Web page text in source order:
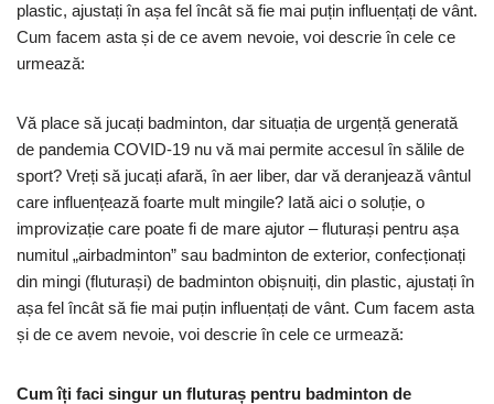
plastic, ajustați în așa fel încât să fie mai puțin influențați de vânt.
Cum facem asta și de ce avem nevoie, voi descrie în cele ce
urmează:
Vă place să jucați badminton, dar situația de urgență generată
de pandemia COVID-19 nu vă mai permite accesul în sălile de
sport? Vreți să jucați afară, în aer liber, dar vă deranjează vântul
care influențează foarte mult mingile? Iată aici o soluție, o
improvizație care poate fi de mare ajutor – fluturași pentru așa
numitul „airbadminton” sau badminton de exterior, confecționați
din mingi (fluturași) de badminton obișnuiți, din plastic, ajustați în
așa fel încât să fie mai puțin influențați de vânt. Cum facem asta
și de ce avem nevoie, voi descrie în cele ce urmează:
Cum îți faci singur un fluturaș pentru badminton de